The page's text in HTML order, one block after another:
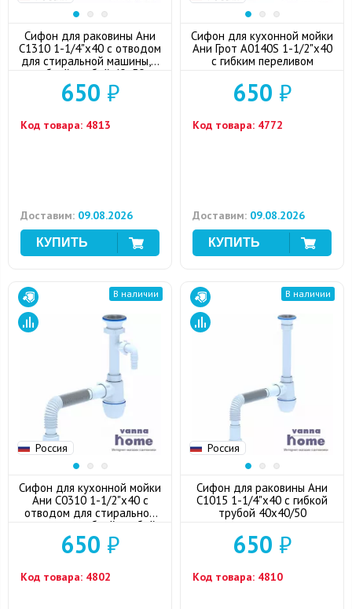
Сифон для раковины Ани
С1310 1-1/4"x40 с отводом
для стиральной машины, с
гибкой трубой 40x50
650 ₽
Код товара: 4813
Доставим: 09.08.2026
Сифон для кухонной мойки
Ани Грот А0140S 1-1/2"x40
с гибким переливом
650 ₽
Код товара: 4772
Доставим: 09.08.2026
Россия
В наличии
Сифон для кухонной мойки
Ани С0310 1-1/2"x40 с
отводом для стиральной
машины, с гибкой трубой
40x50
650 ₽
Код товара: 4802
Россия
В наличии
Сифон для раковины Ани
С1015 1-1/4"x40 с гибкой
трубой 40x40/50
650 ₽
Код товара: 4810